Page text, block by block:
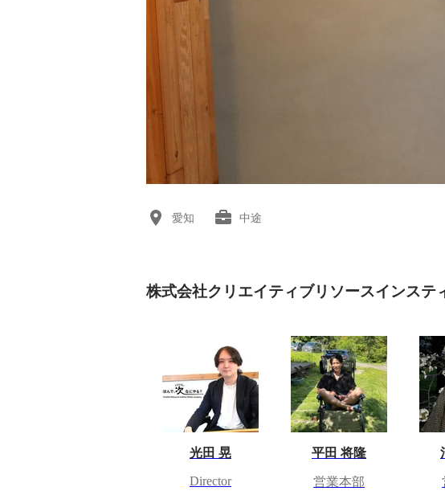
愛知 中途
株式会社クリエイティブリソースインステ
光田 晃
Director
平田 将隆
営業本部